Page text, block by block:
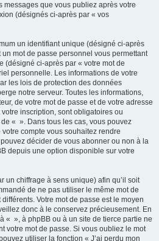
messages que vous publiez après votre
(désignés ci-après par « vos
un identifiant unique (désigné ci-après
un mot de passe personnel vous permettant
(désigné ci-après par « votre mot de
personnelle. Les informations de votre
les lois de protection des données
notre serveur. Toutes les informations,
de votre mot de passe et de votre adresse
inscription, sont obligatoires ou
« ». Dans tous les cas, vous pouvez
compte vous souhaitez rendre
décider de vous abonner ou non à la
depuis une option disponible sur votre
un chiffrage à sens unique) afin qu’il soit
de ne pas utiliser le même mot de
Votre mot de passe est le moyen
donc à le conservez précieusement. En
« », à phpBB ou à un site de tierce partie ne
votre mot de passe. Si vous oubliez le mot
utiliser la fonction « J’ai perdu mon